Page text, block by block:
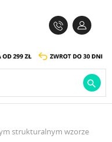

strukturalnym wzorze